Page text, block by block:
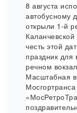
8 августа
автобусному
открыли 1-й
честь этой
праздник
речном
Масштабная